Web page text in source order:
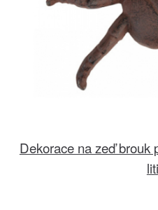
Dekorace na zeď brouk